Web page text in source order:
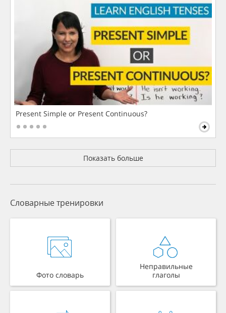
Present Simple or Present Continuous?
Показать больше
Словарные тренировки
Фото словарь
Неправильные
глаголы